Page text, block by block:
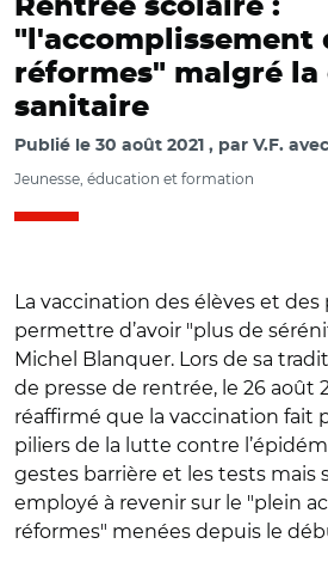
Rentrée scolaire :
"l'accomplissement
réformes" malgré la
sanitaire
Publié le 30 août 2021 par V.F.
Jeunesse, éducation et formation
La vaccination des élèves et des
permettre d’avoir "plus de
Michel Blanquer. Lors de sa
de presse de rentrée, le 26 août
réaffirmé que la vaccination fait
piliers de la lutte contre
gestes barrière et les tests mais
employé à revenir sur le "plein
réformes" menées depuis le
© Capture vidéo ministère de